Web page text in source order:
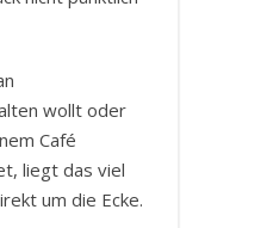
wollt oder
Café
liegt das viel
um die Ecke.